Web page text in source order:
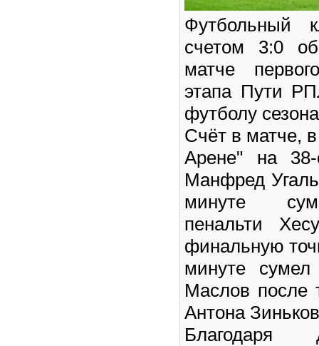
Футбольный
счетом 3:0
матче
этапа Пути
футболу
Счёт в матче,
Арене" на
Манфред
минуте
пенальти
финальную
минуте сумел
Маслов после
Антона
Благодаря